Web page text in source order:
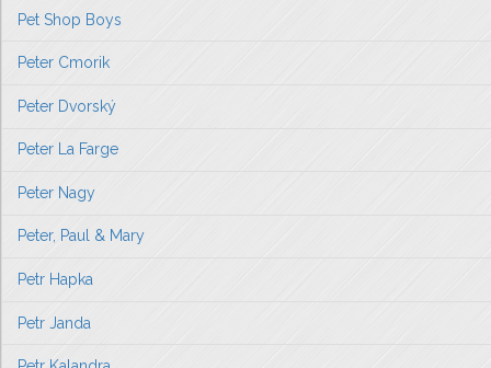
Pet Shop Boys
Peter Cmorik
Peter Dvorský
Peter La Farge
Peter Nagy
Peter, Paul & Mary
Petr Hapka
Petr Janda